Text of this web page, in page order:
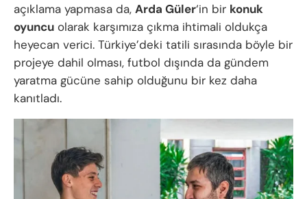
açıklama yapmasa da, Arda Güler‘in bir konuk
oyuncu olarak karşımıza çıkma ihtimali oldukça
heyecan verici. Türkiye’deki tatili sırasında böyle bir
projeye dahil olması, futbol dışında da gündem
yaratma gücüne sahip olduğunu bir kez daha
kanıtladı.